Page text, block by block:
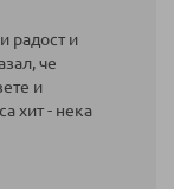
радост и
че
и
хит - нека